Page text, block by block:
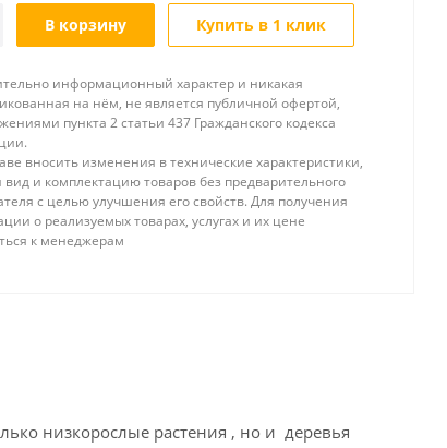
В корзину Купить в 1 клик
информационный характер и никакая
на нём, не является публичной офертой,
пункта 2 статьи 437 Гражданского кодекса
вносить изменения в технические характеристики,
и комплектацию товаров без предварительного
с целью улучшения его свойств. Для получения
о реализуемых товарах, услугах и их цене
к менеджерам
низкорослые растения , но и деревья